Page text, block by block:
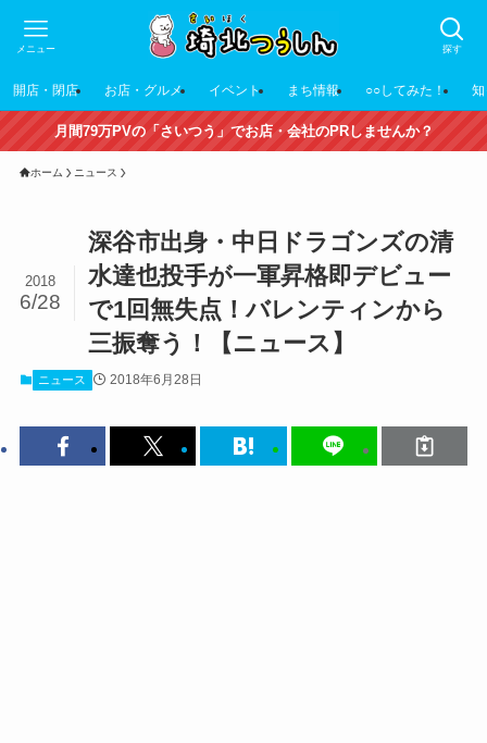
探す
メニュー
開店・閉店 お店・グルメ イベント まち情報 ○○してみた！
月間79万PVの「さいつう」でお店・会社のPRしませんか？
ホーム ニュース
深谷市出身・中日ドラゴンズの清
水達也投手が一軍昇格即デビュー
で1回無失点！バレンティンから
三振奪う！【ニュース】
2018
6/28
ニュース 2018年6月28日